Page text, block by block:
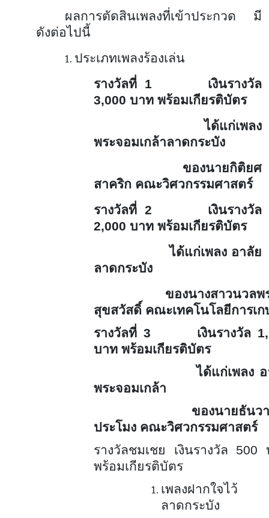
ผลการตัดสินเพลงที่เข้าประกวด มี
ดังต่อไปนี้
ประเภทเพลงร้องเล่น
รางวัลที่ 1 เงินรางวัล
3,000 บาท พร้อมเกียรติบัตร
ได้แก่เพลง
พระจอมเกล้าลาดกระบัง
ของนายกิติยศ
สาคริก คณะวิศวกรรมศาสตร์
รางวัลที่ 2 เงินรางวัล
2,000 บาท พร้อมเกียรติบัตร
ได้แก่เพลง อาลัย
ลาดกระบัง
ของนางสาวนวลพ
สุขสวัสดิ์ คณะเทคโนโลยีการเก
รางวัลที่ 3 เงินรางวัล
บาท พร้อมเกียรติบัตร
ได้แก่เพลง อา
พระจอมเกล้า
ของนายธันวา
ประโมง คณะวิศวกรรมศาสตร์
รางวัลชมเชย เงินรางวัล 500
พร้อมเกียรติบัตร
เพลงฝากใจไว้
ลาดกระบัง